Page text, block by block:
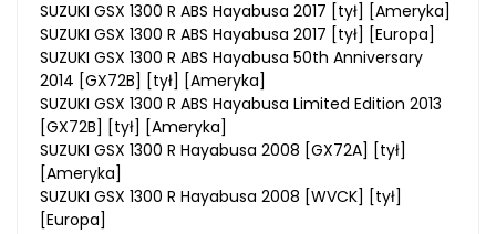
SUZUKI GSX 1300 R ABS Hayabusa 2017 [tył] [Ameryka]
SUZUKI GSX 1300 R ABS Hayabusa 2017 [tył] [Europa]
SUZUKI GSX 1300 R ABS Hayabusa 50th Anniversary
2014 [GX72B] [tył] [Ameryka]
SUZUKI GSX 1300 R ABS Hayabusa Limited Edition 2013
[GX72B] [tył] [Ameryka]
SUZUKI GSX 1300 R Hayabusa 2008 [GX72A] [tył]
[Ameryka]
SUZUKI GSX 1300 R Hayabusa 2008 [WVCK] [tył]
[Europa]